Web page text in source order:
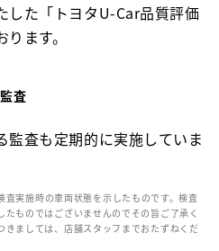
した「トヨタU-Car品質評価
ます。
査
監査も定期的に実施していま
実施時の車両状態を示したものです。検査
ものではございませんのでその旨ご了承く
ましては、店舗スタッフまでおたずねくだ